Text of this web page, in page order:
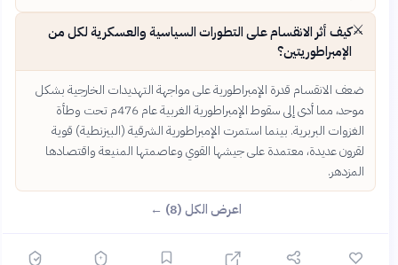
⚔️كيف أثر الانقسام على التطورات السياسية والعسكرية لكل من
الإمبراطوريتين؟
ضعف الانقسام قدرة الإمبراطورية على مواجهة التهديدات الخارجية بشكل
موحد، مما أدى إلى سقوط الإمبراطورية الغربية عام 476م تحت وطأة
الغزوات البربرية. بينما استمرت الإمبراطورية الشرقية (البيزنطية) قوية
لقرون عديدة، معتمدة على جيشها القوي وعاصمتها المنيعة واقتصادها
المزدهر.
اعرض الكل (8) ←